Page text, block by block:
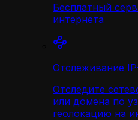
Бесплатный
интернета
Отслеживание
Отследите
или домена по
геолокацию на